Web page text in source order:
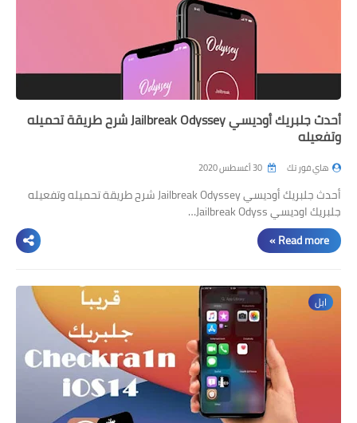
أحدث جلبريك أوديسي Jailbreak Odyssey شرح طريقة تحميله
وتفعيله
هاي فور تك
أحدث جلبريك أوديسي Jailbreak Odyssey شرح طريقة تحميله وتفعيله
جلبريك اوديسي Jailbreak Odyss…
Read more »
ابل